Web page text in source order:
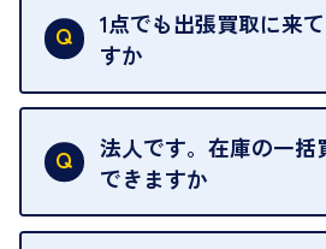
ただし、お品物の種類や量に
ただくことがあります。
1点でも出張買取に来
すか
はい。1点でもお伺いします。
法人です。在庫の一括
できますか
はい。喜んで承ります。出張